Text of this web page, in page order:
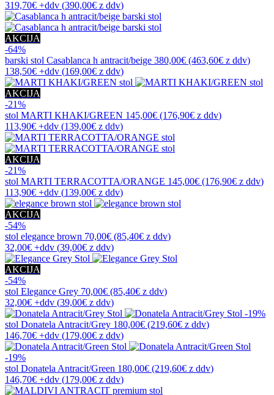
319,70€ +ddv (390,00€ z ddv)
AKCIJA
-64%
barski stol Casablanca h antracit/beige 380,00€ (463,60€ z ddv)
138,50€ +ddv (169,00€ z ddv)
AKCIJA
-21%
stol MARTI KHAKI/GREEN 145,00€ (176,90€ z ddv)
113,90€ +ddv (139,00€ z ddv)
AKCIJA
-21%
stol MARTI TERRACOTTA/ORANGE 145,00€ (176,90€ z ddv)
113,90€ +ddv (139,00€ z ddv)
AKCIJA
-54%
stol elegance brown 70,00€ (85,40€ z ddv)
32,00€ +ddv (39,00€ z ddv)
AKCIJA
-54%
stol Elegance Grey 70,00€ (85,40€ z ddv)
32,00€ +ddv (39,00€ z ddv)
-19%
stol Donatela Antracit/Grey 180,00€ (219,60€ z ddv)
146,70€ +ddv (179,00€ z ddv)
-19%
stol Donatela Antracit/Green 180,00€ (219,60€ z ddv)
146,70€ +ddv (179,00€ z ddv)